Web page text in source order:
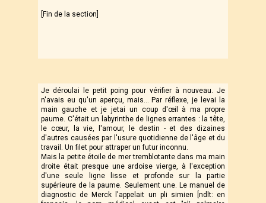
[Fin de la section]
Je déroulai le petit poing pour vérifier à nouveau. Je
n'avais eu qu'un aperçu, mais… Par réflexe, je levai la
main gauche et je jetai un coup d'œil à ma propre
paume. C'était un labyrinthe de lignes errantes : la tête,
le cœur, la vie, l'amour, le destin - et des dizaines
d'autres causées par l'usure quotidienne de l'âge et du
travail. Un filet pour attraper un futur inconnu.
Mais la petite étoile de mer tremblotante dans ma main
droite était presque une ardoise vierge, à l'exception
d'une seule ligne lisse et profonde sur la partie
supérieure de la paume. Seulement une. Le manuel de
diagnostic de Merck l'appelait un pli simien [ndlt: en